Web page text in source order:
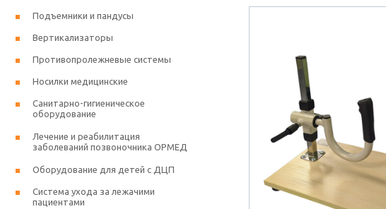
Подъемники и пандусы
Вертикализаторы
Противопролежневые системы
Носилки медицинские
Санитарно-гигиеническое
оборудование
Лечение и реабилитация
заболеваний позвоночника ОРМЕД
Оборудование для детей с ДЦП
Система ухода за лежачими
пациентами